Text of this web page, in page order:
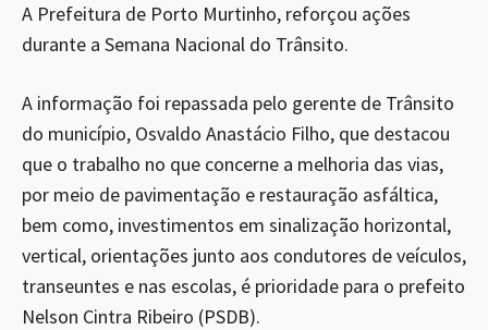
A Prefeitura de Porto Murtinho, reforçou ações
durante a Semana Nacional do Trânsito.
A informação foi repassada pelo gerente de Trânsito
do município, Osvaldo Anastácio Filho, que destacou
que o trabalho no que concerne a melhoria das vias,
por meio de pavimentação e restauração asfáltica,
bem como, investimentos em sinalização horizontal,
vertical, orientações junto aos condutores de veículos,
transeuntes e nas escolas, é prioridade para o prefeito
Nelson Cintra Ribeiro (PSDB).